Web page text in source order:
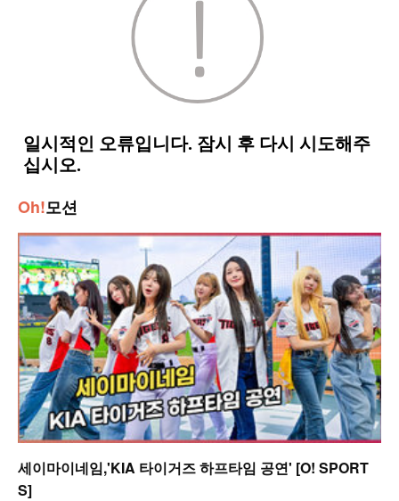
Oh!모션
세이마이네임,'KIA 타이거즈 하프타임 공연' [O! SPORT
S]